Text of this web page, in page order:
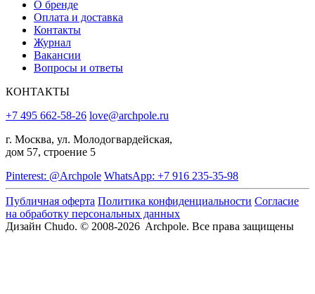
О бренде
Оплата и доставка
Контакты
Журнал
Вакансии
Вопросы и ответы
КОНТАКТЫ
+7 495 662-58-26 love@archpole.ru
г. Москва, ул. Молодогвардейская,
дом 57, строение 5
Pinterest: @Archpole WhatsApp: +7 916 235-35-98
Публичная оферта Политика конфиденциальности Согласие
на обработку персональных данных
Дизайн Chudo. © 2008-2026 Archpole. Все права защищены